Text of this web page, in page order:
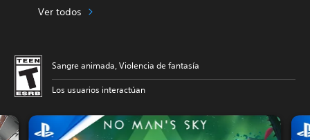
Ver todos
Sangre animada, Violencia de fantasía
Los usuarios interactúan